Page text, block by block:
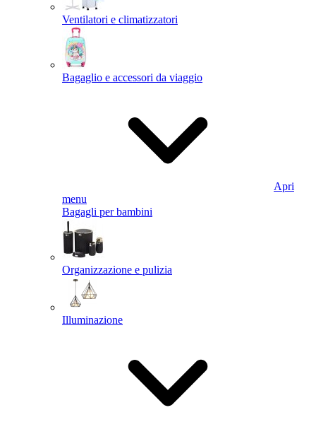
Ventilatori e climatizzatori
Bagaglio e accessori da viaggio
Apri
menu
Bagagli per bambini
Organizzazione e pulizia
Illuminazione